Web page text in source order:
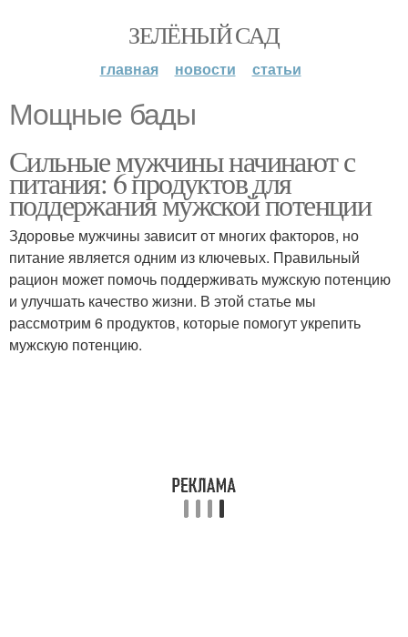
ЗЕЛЁНЫЙ САД
главная новости статьи
Мощные бады
Сильные мужчины начинают с
питания: 6 продуктов для
поддержания мужской потенции
Здоровье мужчины зависит от многих факторов, но
питание является одним из ключевых. Правильный
рацион может помочь поддерживать мужскую потенцию
и улучшать качество жизни. В этой статье мы
рассмотрим 6 продуктов, которые помогут укрепить
мужскую потенцию.